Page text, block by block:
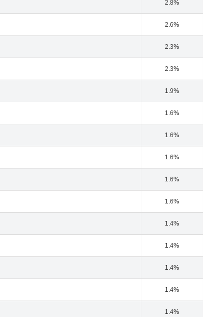
2.8%
2.6%
2.3%
2.3%
1.9%
1.6%
1.6%
1.6%
1.6%
1.6%
1.4%
1.4%
1.4%
1.4%
1.4%